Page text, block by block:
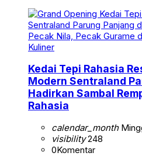
Kuliner
Kedai Tepi Rahasia
Modern Sentraland
Hadirkan Sambal
Rahasia
calendar_month
visibility248
0Komentar